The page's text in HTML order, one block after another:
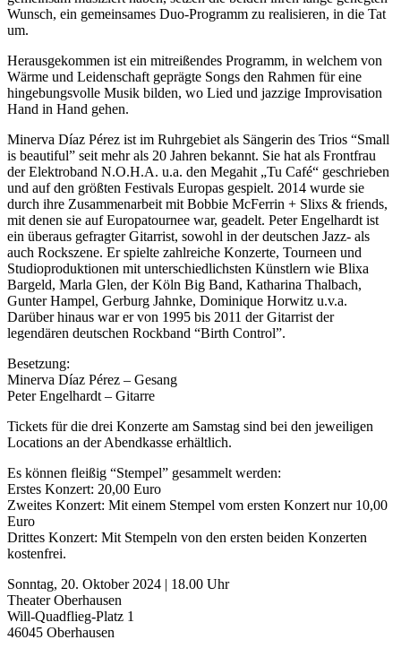
Wunsch, ein gemeinsames Duo-Programm zu realisieren, in die Tat
um.
Herausgekommen ist ein mitreißendes Programm, in welchem von
Wärme und Leidenschaft geprägte Songs den Rahmen für eine
hingebungsvolle Musik bilden, wo Lied und jazzige Improvisation
Hand in Hand gehen.
Minerva Díaz Pérez ist im Ruhrgebiet als Sängerin des Trios “Small
is beautiful” seit mehr als 20 Jahren bekannt. Sie hat als Frontfrau
der Elektroband N.O.H.A. u.a. den Megahit „Tu Café“ geschrieben
und auf den größten Festivals Europas gespielt. 2014 wurde sie
durch ihre Zusammenarbeit mit Bobbie McFerrin + Slixs & friends,
mit denen sie auf Europatournee war, geadelt. Peter Engelhardt ist
ein überaus gefragter Gitarrist, sowohl in der deutschen Jazz- als
auch Rockszene. Er spielte zahlreiche Konzerte, Tourneen und
Studioproduktionen mit unterschiedlichsten Künstlern wie Blixa
Bargeld, Marla Glen, der Köln Big Band, Katharina Thalbach,
Gunter Hampel, Gerburg Jahnke, Dominique Horwitz u.v.a.
Darüber hinaus war er von 1995 bis 2011 der Gitarrist der
legendären deutschen Rockband “Birth Control”.
Besetzung:
Minerva Díaz Pérez – Gesang
Peter Engelhardt – Gitarre
Tickets für die drei Konzerte am Samstag sind bei den jeweiligen
Locations an der Abendkasse erhältlich.
Es können fleißig “Stempel” gesammelt werden:
Erstes Konzert: 20,00 Euro
Zweites Konzert: Mit einem Stempel vom ersten Konzert nur 10,00
Euro
Drittes Konzert: Mit Stempeln von den ersten beiden Konzerten
kostenfrei.
Sonntag, 20. Oktober 2024 | 18.00 Uhr
Theater Oberhausen
Will-Quadflieg-Platz 1
46045 Oberhausen